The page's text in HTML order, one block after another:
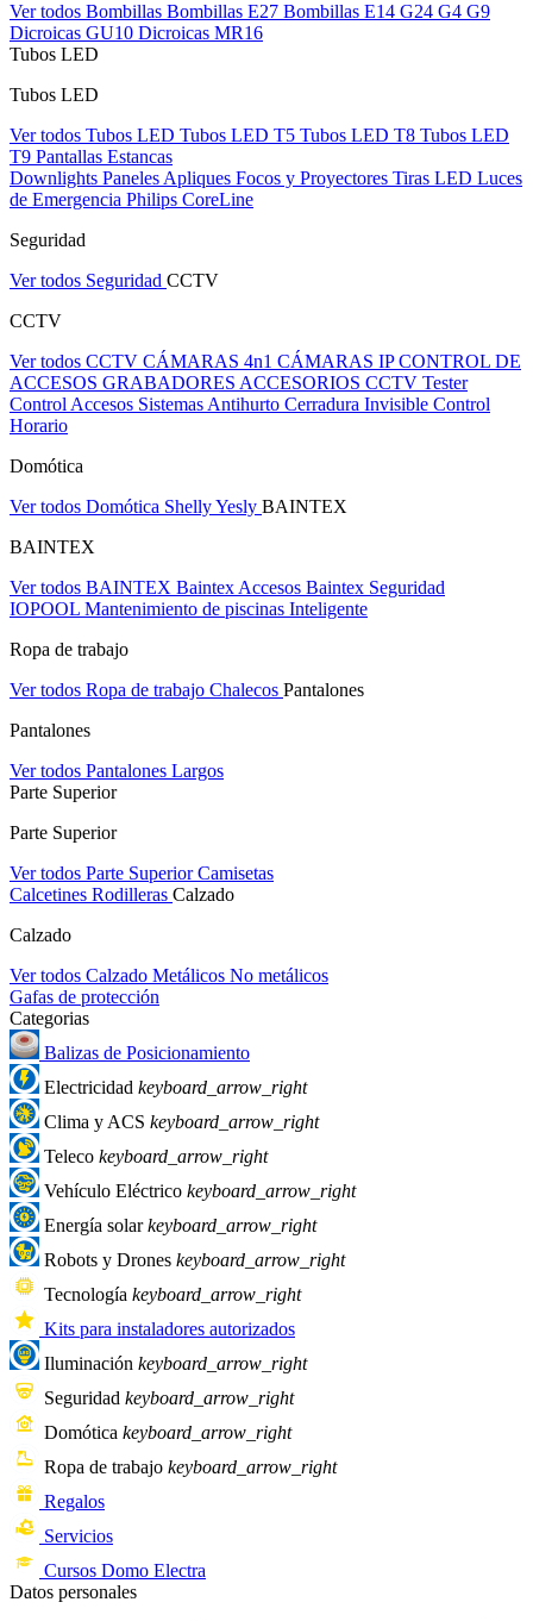
Ver todos Bombillas Bombillas E27 Bombillas E14 G24 G4 G9
Dicroicas GU10 Dicroicas MR16
Tubos LED
Tubos LED
Ver todos Tubos LED Tubos LED T5 Tubos LED T8 Tubos LED
T9 Pantallas Estancas
Downlights Paneles Apliques Focos y Proyectores Tiras LED Luces
de Emergencia Philips CoreLine
Seguridad
Ver todos Seguridad CCTV
CCTV
Ver todos CCTV CÁMARAS 4n1 CÁMARAS IPCONTROL DE
ACCESOS GRABADORES ACCESORIOS CCTV Tester
Control Accesos Sistemas Antihurto Cerradura Invisible Control
Horario
Domótica
Ver todos Domótica ShellyYesly BAINTEX
BAINTEX
Ver todos BAINTEX Baintex Accesos Baintex Seguridad
IOPOOL Mantenimiento de piscinas Inteligente
Ropa de trabajo
Ver todos Ropa de trabajo Chalecos Pantalones
Pantalones
Ver todos Pantalones Largos
Parte Superior
Parte Superior
Ver todos Parte SuperiorCamisetas
Calcetines Rodilleras Calzado
Calzado
Ver todos Calzado Metálicos No metálicos
Gafas de protección
Categorias
Balizas de Posicionamiento
Electricidad keyboard_arrow_right
Clima y ACS keyboard_arrow_right
Teleco keyboard_arrow_right
Vehículo Eléctrico keyboard_arrow_right
Energía solarkeyboard_arrow_right
Robots y Drones keyboard_arrow_right
Tecnología keyboard_arrow_right
Kits para instaladores autorizados
Iluminación keyboard_arrow_right
Seguridad keyboard_arrow_right
Domótica keyboard_arrow_right
Ropa de trabajo keyboard_arrow_right
Regalos
Servicios
Cursos Domo Electra
Datos personales